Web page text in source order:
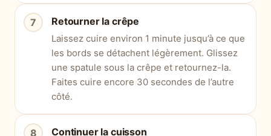
Retourner la crêpe
Laissez cuire environ 1 minute jusqu’à ce que
les bords se détachent légèrement. Glissez
une spatule sous la crêpe et retournez-la.
Faites cuire encore 30 secondes de l’autre
côté.
Continuer la cuisson